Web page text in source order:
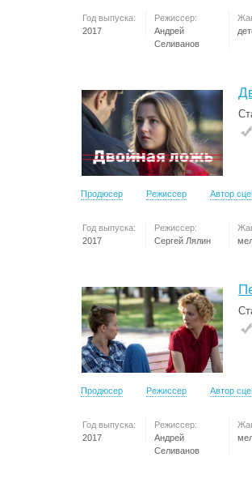
Год выпуска:
2017
Режиссер:
Андрей
Селиванов
Продюсер Режиссер Автор
Год выпуска:
2017
Режиссер:
Сергей Лялин
Продюсер Режиссер Автор
Год выпуска:
2017
Режиссер:
Андрей
Селиванов